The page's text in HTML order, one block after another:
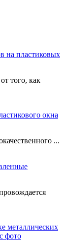
на пластиковых
того, как
окна
...
металлических
фото